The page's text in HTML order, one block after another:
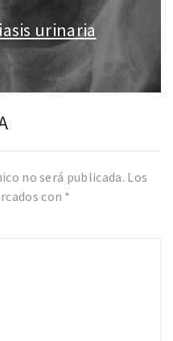
urinaria
no será publicada. Los
con *